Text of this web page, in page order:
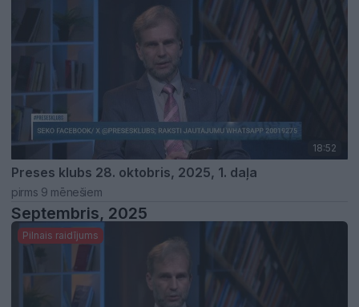
18:52
Preses klubs 28. oktobris, 2025, 1. daļa
pirms 9 mēnešiem
Septembris, 2025
Pilnais raidījums